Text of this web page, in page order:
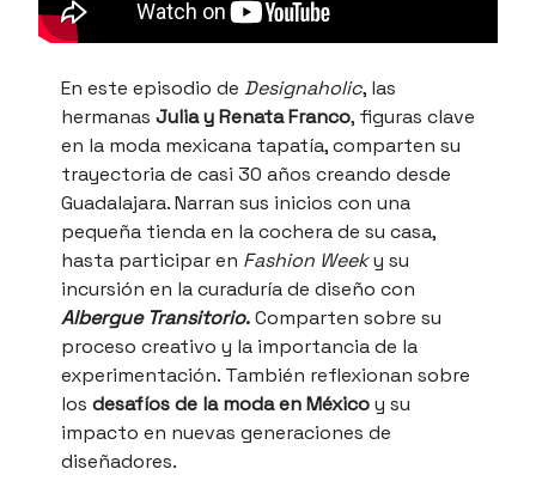
En este episodio de Designaholic, las
hermanas Julia y Renata Franco, figuras clave
en la moda mexicana tapatía, comparten su
trayectoria de casi 30 años creando desde
Guadalajara. Narran sus inicios con una
pequeña tienda en la cochera de su casa,
hasta participar en Fashion Weeky su
incursión en la curaduría de diseño con
Albergue Transitorio.Comparten sobre su
proceso creativo y la importancia de la
experimentación. También reflexionan sobre
los desafíos de la moda en Méxicoy su
impacto en nuevas generaciones de
diseñadores.